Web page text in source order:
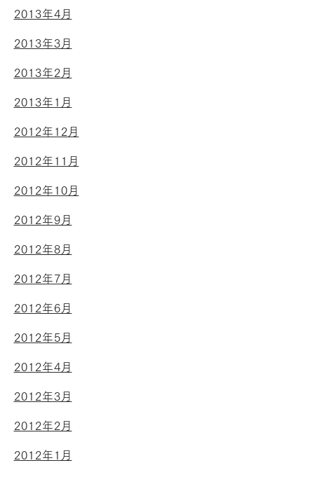
2013年4月
2013年3月
2013年2月
2013年1月
2012年12月
2012年11月
2012年10月
2012年9月
2012年8月
2012年7月
2012年6月
2012年5月
2012年4月
2012年3月
2012年2月
2012年1月